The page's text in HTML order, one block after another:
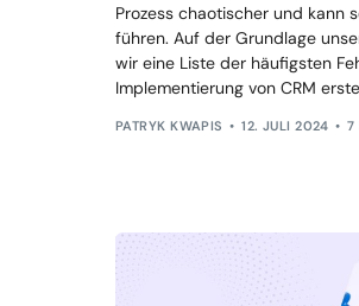
Prozess chaotischer und kann
führen. Auf der Grundlage
wir eine Liste der häufigsten
Implementierung von CRM
PATRYK KWAPIS 12. JULI 2024 7